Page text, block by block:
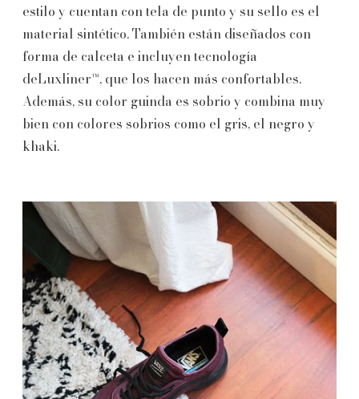
estilo y cuentan con tela de punto y su sello es el
material sintético. También están diseñados con
forma de calceta e incluyen tecnología
deLuxliner™, que los hacen más confortables.
Además, su color guinda es sobrio y combina muy
bien con colores sobrios como el gris, el negro y
khaki.